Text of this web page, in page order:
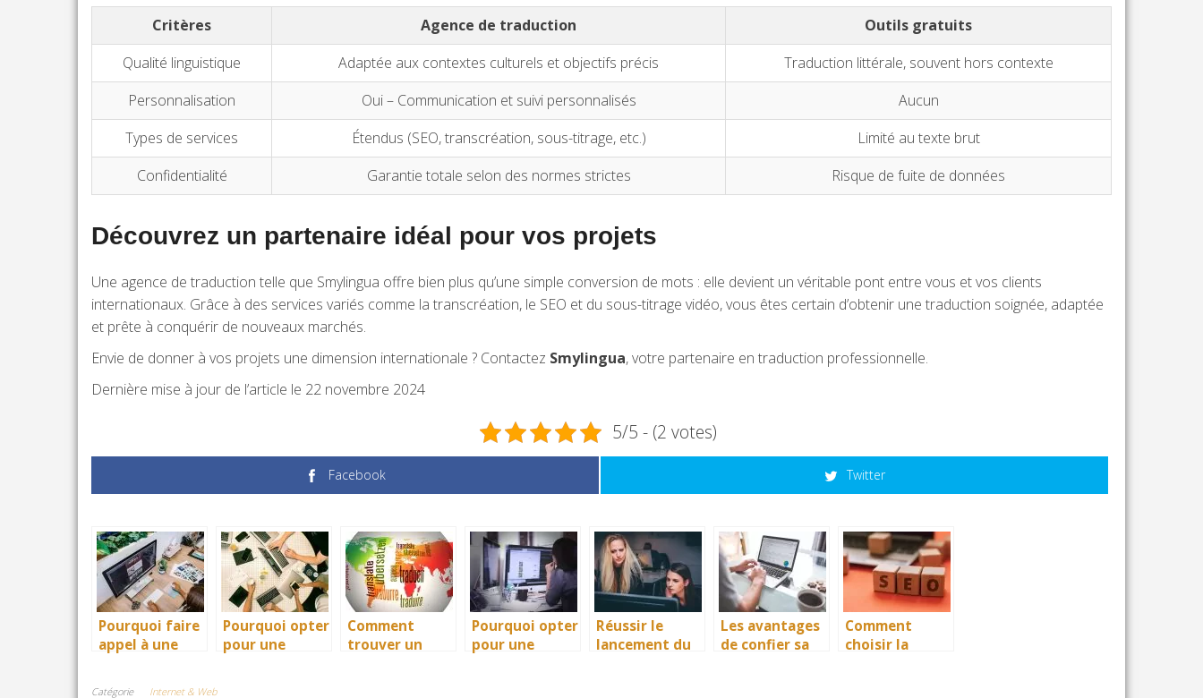
Critères Agence de traduction
Outils gratuits
Qualité linguistique
Adaptée aux contextes culturels et objectifs précis
Traduction littérale, souvent hors contexte
Personnalisation
Oui – Communication et suivi personnalisés
Aucun
Types de services
Étendus (SEO, transcréation, sous-titrage, etc.)
Limité au texte brut
Confidentialité
Garantie totale selon des normes strictes Risque de fuite de données
Découvrez un partenaire idéal pour vos projets
Une agence de traduction telle que Smylingua offre bien plus qu’une simple conversion de mots : elle devient un véritable pont entre vous et vos clients
internationaux. Grâce à des services variés comme la transcréation, le SEO et du sous-titrage vidéo, vous êtes certain d’obtenir une traduction soignée, adaptée
et prête à conquérir de nouveaux marchés.
Envie de donner à vos projets une dimension internationale ? Contactez Smylingua, votre partenaire en traduction professionnelle.
Dernière mise à jour de l’article le 22 novembre 2024
5/5 - (2 votes)
Facebook Twitter
Pourquoi faire
appel à une
Pourquoi opter
pour une
Comment
trouver un
Pourquoi opter
pour une
Réussir le
lancement du
Les avantages
de confier sa
Comment
choisir la
Catégorie Internet & Web